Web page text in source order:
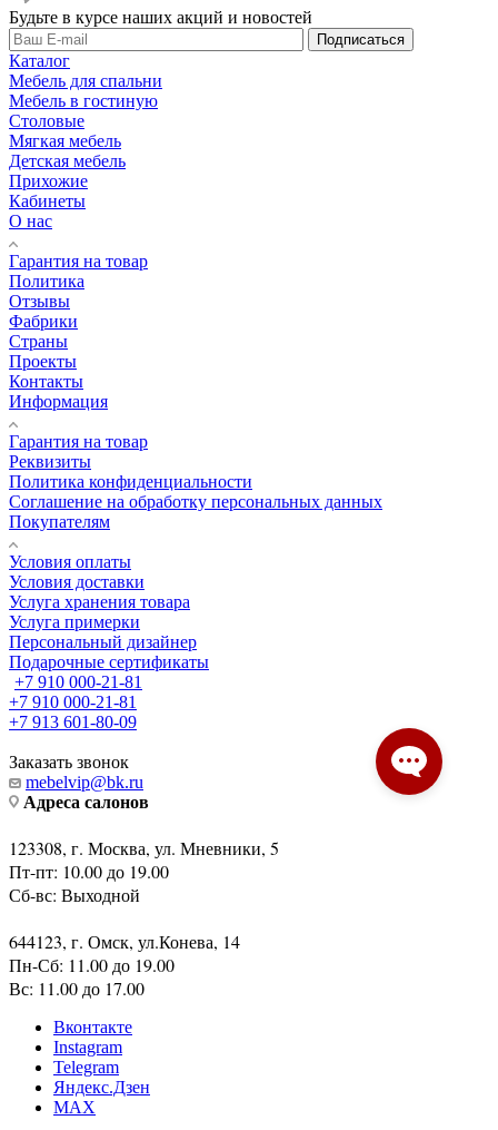
Каталог
Мебель для спальни
Мебель в гостиную
Столовые
Мягкая мебель
Детская мебель
Прихожие
Кабинеты
О нас
Гарантия на товар
Политика
Отзывы
Фабрики
Страны
Проекты
Контакты
Информация
Гарантия на товар
Реквизиты
Политика конфиденциальности
Соглашение на обработку персональных данных
Покупателям
Условия оплаты
Условия доставки
Услуга хранения товара
Услуга примерки
Персональный дизайнер
Подарочные сертификаты
+7 910 000-21-81
+7 910 000-21-81
+7 913 601-80-09
Заказать звонок
Адреса салонов
123308, г. Москва, ул. Мневники, 5
Сб-вс: Выходной
644123, г. Омск, ул.Конева, 14
Вс: 11.00 до 17.00
Вконтакте
Telegram
Яндекс.Дзен
MAX
2026 © Мебель Европы. Салоны и интернет магазин.